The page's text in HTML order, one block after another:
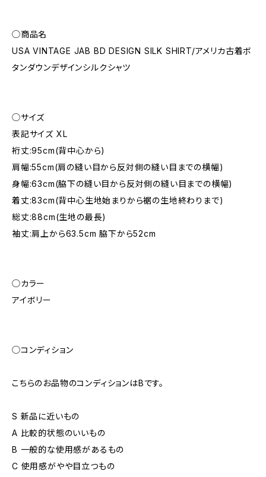
◯商品名
USA VINTAGE JAB BD DESIGN SILK SHIRT/アメリカ古着ボ
タンダウンデザインシルクシャツ
◯サイズ
表記サイズ XL
裄丈:95cm(背中心から)
肩幅:55cm(肩の縫い目から反対側の縫い目までの横幅)
身幅:63cm(脇下の縫い目から反対側の縫い目までの横幅)
着丈:83cm(背中心生地始まりから裾の生地終わりまで)
総丈:88cm(生地の最長)
袖丈:肩上から63.5cm 脇下から52cm
◯カラー
アイボリー
◯コンディション
こちらのお品物のコンディションはBです。
S 新品に近いもの
A 比較的状態のいいもの
B 一般的な使用感があるもの
C 使用感がやや目立つもの